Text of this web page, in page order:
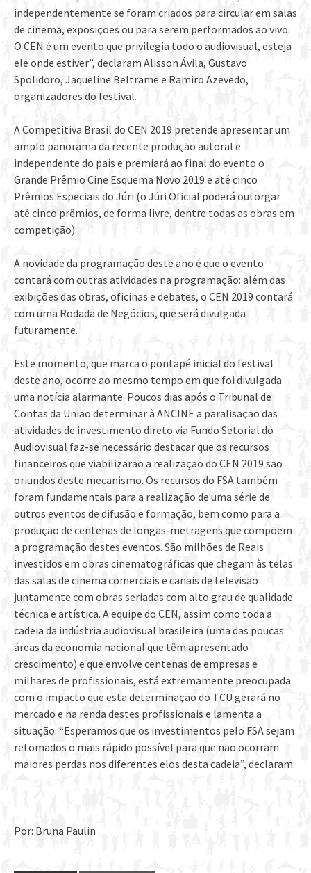
independentemente se foram criados para circular em salas
de cinema, exposições ou para serem performados ao vivo.
O CEN é um evento que privilegia todo o audiovisual, esteja
ele onde estiver”, declaram Alisson Ávila, Gustavo
Spolidoro, Jaqueline Beltrame e Ramiro Azevedo,
organizadores do festival.
A Competitiva Brasil do CEN 2019 pretende apresentar um
amplo panorama da recente produção autoral e
independente do país e premiará ao final do evento o
Grande Prêmio Cine Esquema Novo 2019 e até cinco
Prêmios Especiais do Júri (o Júri Oficial poderá outorgar
até cinco prêmios, de forma livre, dentre todas as obras em
competição).
A novidade da programação deste ano é que o evento
contará com outras atividades na programação: além das
exibições das obras, oficinas e debates, o CEN 2019 contará
com uma Rodada de Negócios, que será divulgada
futuramente.
Este momento, que marca o pontapé inicial do festival
deste ano, ocorre ao mesmo tempo em que foi divulgada
uma notícia alarmante. Poucos dias após o Tribunal de
Contas da União determinar à ANCINE a paralisação das
atividades de investimento direto via Fundo Setorial do
Audiovisual faz-se necessário destacar que os recursos
financeiros que viabilizarão a realização do CEN 2019 são
oriundos deste mecanismo. Os recursos do FSA também
foram fundamentais para a realização de uma série de
outros eventos de difusão e formação, bem como para a
produção de centenas de longas-metragens que compõem
a programação destes eventos. São milhões de Reais
investidos em obras cinematográficas que chegam às telas
das salas de cinema comerciais e canais de televisão
juntamente com obras seriadas com alto grau de qualidade
técnica e artística. A equipe do CEN, assim como toda a
cadeia da indústria audiovisual brasileira (uma das poucas
áreas da economia nacional que têm apresentado
crescimento) e que envolve centenas de empresas e
milhares de profissionais, está extremamente preocupada
com o impacto que esta determinação do TCU gerará no
mercado e na renda destes profissionais e lamenta a
situação. “Esperamos que os investimentos pelo FSA sejam
retomados o mais rápido possível para que não ocorram
maiores perdas nos diferentes elos desta cadeia”, declaram.
Por: Bruna Paulin